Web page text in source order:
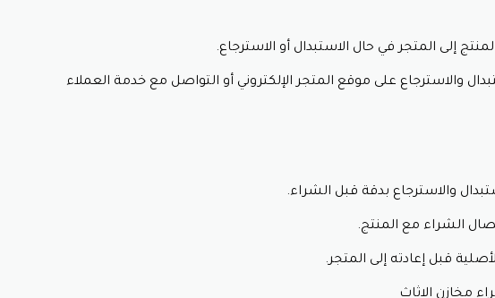
إلى المتجر في حال الاستبدال أو الاسترجاع.
والاسترجاع على موقع المتجر الإلكتروني أو التواصل مع خدمة العملاء
والاسترجاع بدقة قبل الشراء.
الشراء مع المنتج.
قبل إعادته إلى المتجر.
مخازن الاثاث